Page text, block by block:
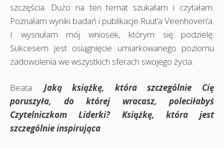
szczęścia. Dużo na ten temat szukałam i czytałam.
Poznałam wyniki badań i publikacje Ruut’a Veenhoven’a.
I wysnułam mój wniosek, którym się podzielę.
Sukcesem jest osiągnięcie umiarkowanego poziomu
zadowolenia we wszystkich sferach swojego życia.
Beata: Jaką książkę, która szczególnie Cię
poruszyła, do której wracasz, poleciłabyś
Czytelniczkom Liderki? Książkę, która jest
szczególnie inspirująca.